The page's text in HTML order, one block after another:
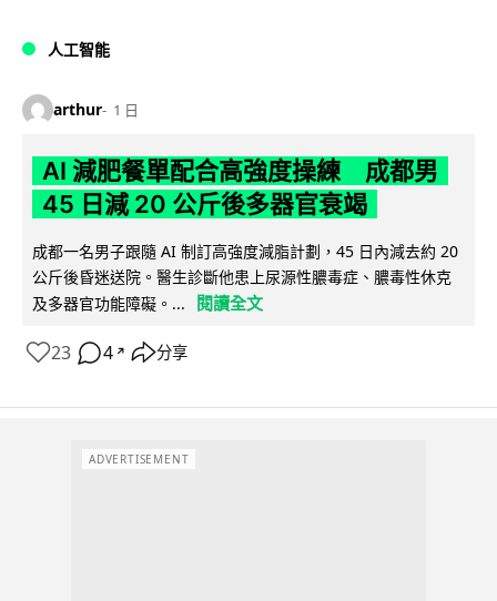
人工智能
arthur 1 日
AI 減肥餐單配合高強度操練 成都男
45 日減 20 公斤後多器官衰竭
成都一名男子跟隨 AI 制訂高強度減脂計劃，45 日內減去約 20
公斤後昏迷送院。醫生診斷他患上尿源性膿毒症、膿毒性休克
及多器官功能障礙。...
閱讀全文
23 4 ↗ 分享
ADVERTISEMENT